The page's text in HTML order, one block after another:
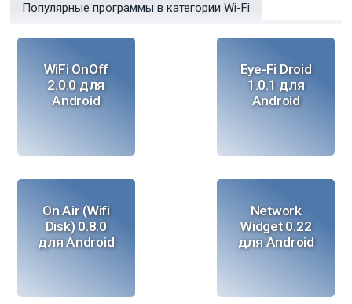
Популярные программы в категории Wi-Fi
WiFi OnOff
2.0.0 для
Android
Eye-Fi Droid
1.0.1 для
Android
On Air (Wifi
Disk) 0.8.0
для Android
Network
Widget 0.22
для Android